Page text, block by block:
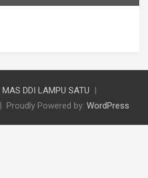
MAS DDI LAMPU SATU
Proudly Powered by: WordPress